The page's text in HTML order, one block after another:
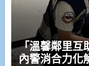
「溫馨鄰里互
內警消合力化